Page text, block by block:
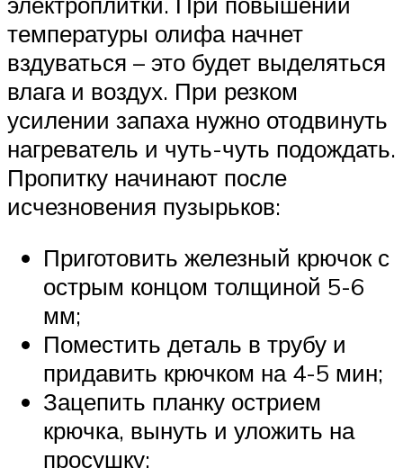
температуры олифа начнет
вздуваться – это будет выделяться
влага и воздух. При резком
усилении запаха нужно отодвинуть
нагреватель и чуть-чуть подождать.
Пропитку начинают после
исчезновения пузырьков:
Приготовить железный крючок с
острым концом толщиной 5-6
мм;
Поместить деталь в трубу и
придавить крючком на 4-5 мин;
Зацепить планку острием
крючка, вынуть и уложить на
просушку;